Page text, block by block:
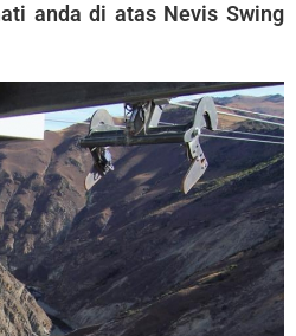
anda di atas Nevis Swing